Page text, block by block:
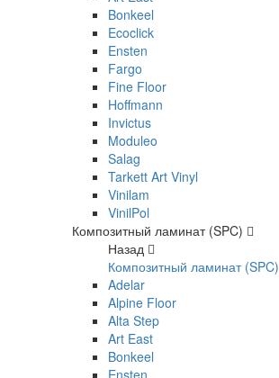
Bonkeel
Ecoclick
Ensten
Fargo
Fine Floor
Hoffmann
Invictus
Moduleo
Salag
Tarkett Art Vinyl
Vinilam
VinilPol
Композитный ламинат (SPC)
Назад
Композитный ламинат (SPC)
Adelar
Alpine Floor
Alta Step
Art East
Bonkeel